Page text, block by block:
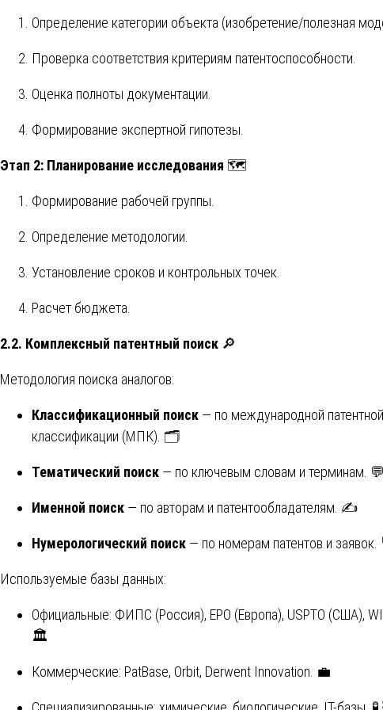
Определение категории объекта (изобретение/полезная
Проверка соответствия критериям патентоспособности.
Оценка полноты документации.
Формирование экспертной гипотезы.
Этап 2: Планирование исследования 🗺️
Формирование рабочей группы.
Определение методологии.
Установление сроков и контрольных точек.
Расчет бюджета.
2.2. Комплексный патентный поиск 🔎
Методология поиска аналогов:
Классификационный поиск — по международной патентной
классификации (МПК). 🗂️
Тематический поиск — по ключевым словам и терминам. 💬
Именной поиск — по авторам и патентообладателям. ✍️
Нумерологический поиск — по номерам патентов и заявок.
Используемые базы данных:
Официальные: ФИПС (Россия), EPO (Европа), USPTO (США),
🏛️
Коммерческие: PatBase, Orbit, Derwent Innovation. 💼